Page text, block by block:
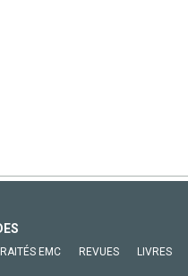
EMC REVUES LIVRES